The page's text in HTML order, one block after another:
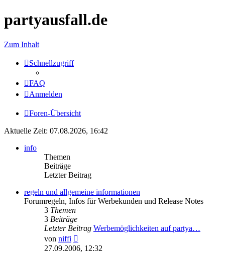
partyausfall.de
Zum Inhalt
Schnellzugriff
FAQ
Anmelden
Foren-Übersicht
Aktuelle Zeit: 07.08.2026, 16:42
info
Themen
Beiträge
Letzter Beitrag
regeln und allgemeine informationen
Forumregeln, Infos für Werbekunden und Release Notes
3 Themen
3 Beiträge
Letzter Beitrag Werbemöglichkeiten auf partya…
von niffi
Beitrag
27.09.2006, 12:32